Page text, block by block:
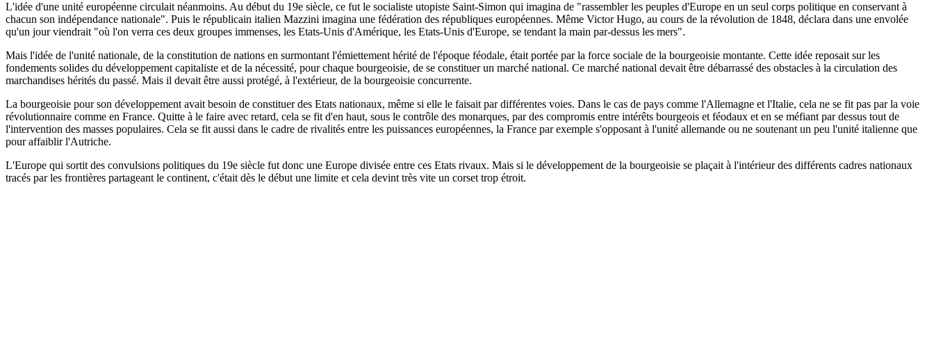
L'idée d'une unité européenne circulait néanmoins. Au début du 19e siècle, ce fut le socialiste utopiste Saint-Simon qui imagina de "rassembler les peuples d'Europe en un seul corps politique en conservant à
chacun son indépendance nationale". Puis le républicain italien Mazzini imagina une fédération des républiques européennes. Même Victor Hugo, au cours de la révolution de 1848, déclara dans une envolée
qu'un jour viendrait "où l'on verra ces deux groupes immenses, les Etats-Unis d'Amérique, les Etats-Unis d'Europe, se tendant la main par-dessus les mers".
Mais l'idée de l'unité nationale, de la constitution de nations en surmontant l'émiettement hérité de l'époque féodale, était portée par la force sociale de la bourgeoisie montante. Cette idée reposait sur les
fondements solides du développement capitaliste et de la nécessité, pour chaque bourgeoisie, de se constituer un marché national. Ce marché national devait être débarrassé des obstacles à la circulation des
marchandises hérités du passé. Mais il devait être aussi protégé, à l'extérieur, de la bourgeoisie concurrente.
La bourgeoisie pour son développement avait besoin de constituer des Etats nationaux, même si elle le faisait par différentes voies. Dans le cas de pays comme l'Allemagne et l'Italie, cela ne se fit pas par la voie
révolutionnaire comme en France. Quitte à le faire avec retard, cela se fit d'en haut, sous le contrôle des monarques, par des compromis entre intérêts bourgeois et féodaux et en se méfiant par dessus tout de
l'intervention des masses populaires. Cela se fit aussi dans le cadre de rivalités entre les puissances européennes, la France par exemple s'opposant à l'unité allemande ou ne soutenant un peu l'unité italienne que
pour affaiblir l'Autriche.
L'Europe qui sortit des convulsions politiques du 19e siècle fut donc une Europe divisée entre ces Etats rivaux. Mais si le développement de la bourgeoisie se plaçait à l'intérieur des différents cadres nationaux
tracés par les frontières partageant le continent, c'était dès le début une limite et cela devint très vite un corset trop étroit.